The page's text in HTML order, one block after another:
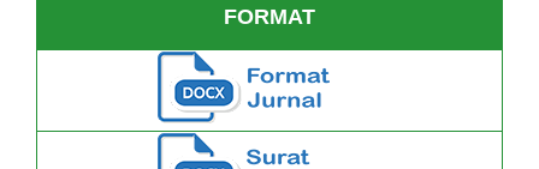
FORMAT